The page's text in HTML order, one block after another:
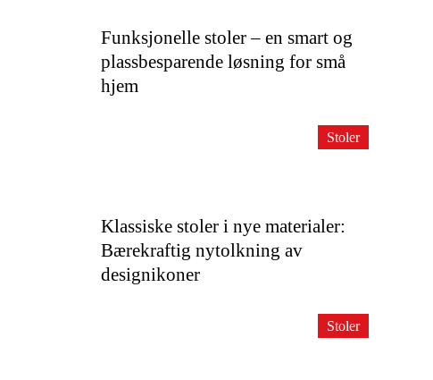
Funksjonelle stoler – en smart og
plassbesparende løsning for små
hjem
Klassiske stoler i nye materialer:
Bærekraftig nytolkning av
designikoner
Stoler
Stoler